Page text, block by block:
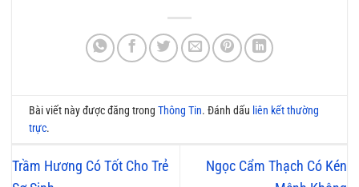
Bài viết này được đăng trongThông Tin. Đánh dấu liên kết thường
trực.
Trầm Hương Có Tốt Cho Trẻ
Ngọc Cẩm Thạch Có Kén